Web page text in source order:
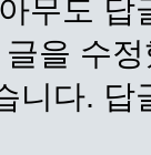
무도
을 수
니다.